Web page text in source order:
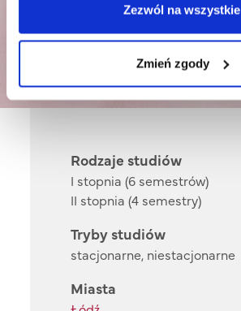
Zezwól na wszystkie
Zmień zgody
uczenia się
Rodzaje studiów
I stopnia (6 semestrów)
II stopnia (4 semestry)
Tryby studiów
stacjonarne, niestacjonarne
Miasta